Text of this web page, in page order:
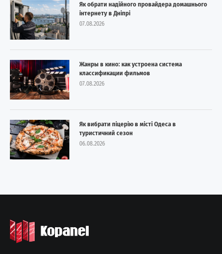
Як обрати надійного провайдера домашнього
інтернету в Дніпрі
07.08.2026
Жанры в кино: как устроена система
классификации фильмов
07.08.2026
Як вибрати піцерію в місті Одеса в
туристичний сезон
06.08.2026